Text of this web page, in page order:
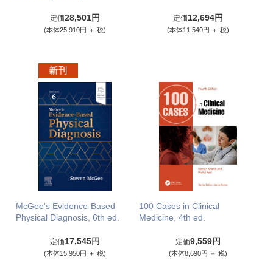
定価28,501円
(本体25,910円 ＋ 税)
定価12,694円
(本体11,540円 ＋ 税)
McGee's Evidence-Based
Physical Diagnosis, 6th ed.
定価17,545円
(本体15,950円 ＋ 税)
100 Cases in Clinical
Medicine, 4th ed.
定価9,559円
(本体8,690円 ＋ 税)